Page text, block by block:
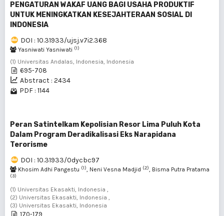
PENGATURAN WAKAF UANG BAGI USAHA PRODUKTIF
UNTUK MENINGKATKAN KESEJAHTERAAN SOSIAL DI
INDONESIA
DOI : 10.31933/ujsj.v7i2.368
Yasniwati Yasniwati (1)
(1) Universitas Andalas, Indonesia, Indonesia
695-708
Abstract : 2434
PDF : 1144
Peran Satintelkam Kepolisian Resor Lima Puluh Kota
Dalam Program Deradikalisasi Eks Narapidana
Terorisme
DOI : 10.31933/0dycbc97
Khosim Adhi Pangestu (1), Neni Vesna Madjid (2), Bisma Putra Pratama
(3)
(1) Universitas Ekasakti, Indonesia ,
(2) Universitas Ekasakti, Indonesia ,
(3) Universitas Ekasakti, Indonesia
170-179